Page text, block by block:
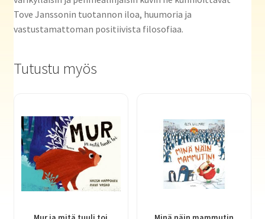
Tove Janssonin tuotannon iloa, huumoria ja
vastustamattoman positiivista filosofiaa.
Tutustu myös